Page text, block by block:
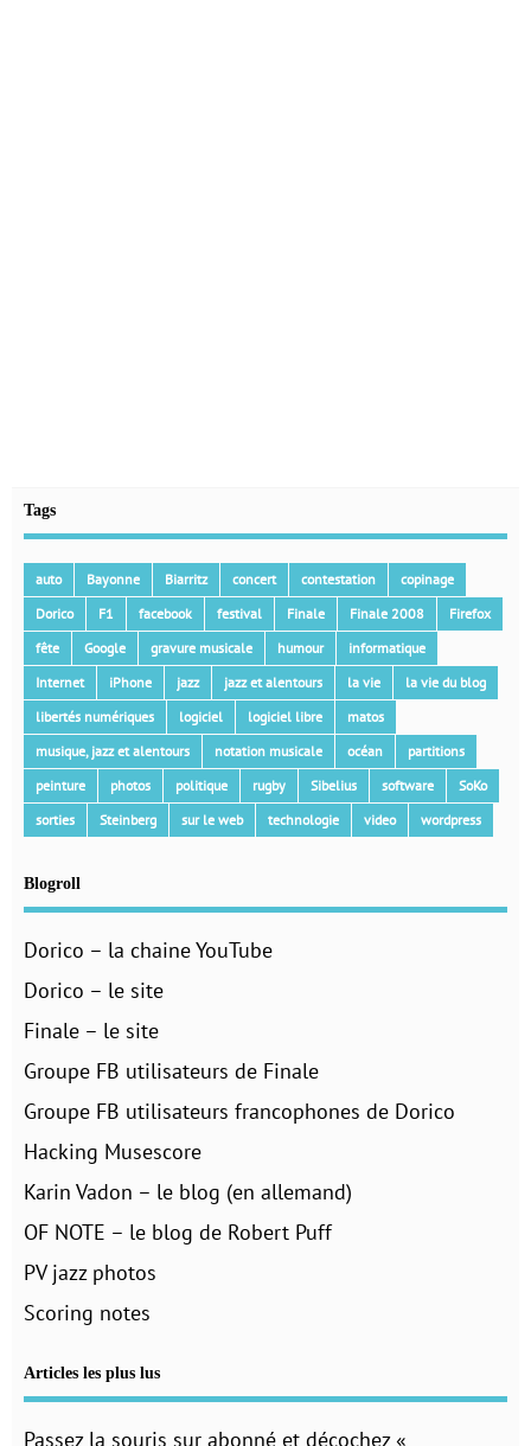
Tags
auto Bayonne Biarritz concert contestation
copinage
Dorico
F1 facebook festival Finale Finale 2008
Firefox
fête
Google gravure musicale humour
informatique
Internet
iPhone jazz jazz et alentours la vie
la vie du blog
libertés numériques
logiciel logiciel libre
matos
musique, jazz et alentours
notation musicale océan
partitions
peinture
photos politique rugby Sibelius software
SoKo
sorties
Steinberg sur le web technologie video wordpress
Blogroll
Dorico – la chaine YouTube
Dorico – le site
Finale – le site
Groupe FB utilisateurs de Finale
Groupe FB utilisateurs francophones de Dorico
Hacking Musescore
Karin Vadon – le blog (en allemand)
OF NOTE – le blog de Robert Puff
PV jazz photos
Scoring notes
Articles les plus lus
Passez la souris sur abonné et décochez «